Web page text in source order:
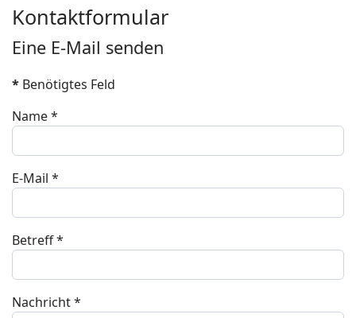
Kontaktformular
Eine E-Mail senden
* Benötigtes Feld
Name*
E-Mail *
Betreff*
Nachricht*